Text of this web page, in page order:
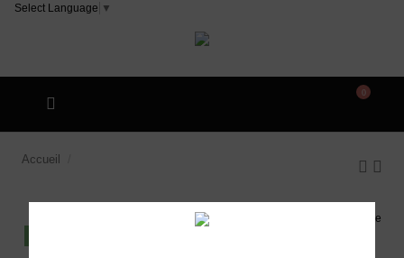
Select Language ▼
0
Accueil